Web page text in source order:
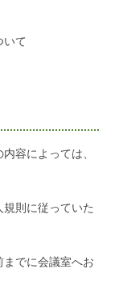
いて
容によっては、
則に従っていた
でに会議室へお